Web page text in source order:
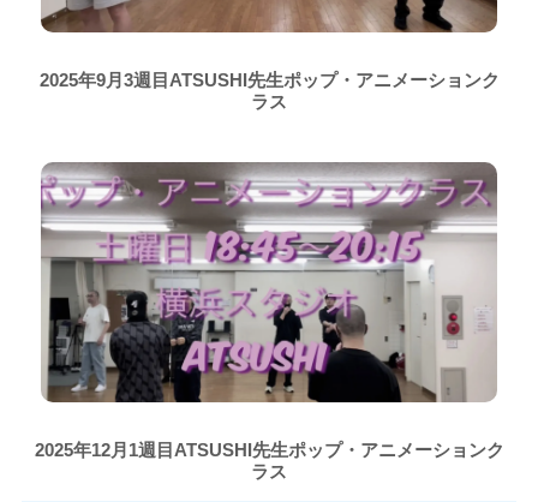
2025年9月3週目ATSUSHI先生ポップ・アニメーションク
ラス
2025年12月1週目ATSUSHI先生ポップ・アニメーションク
ラス